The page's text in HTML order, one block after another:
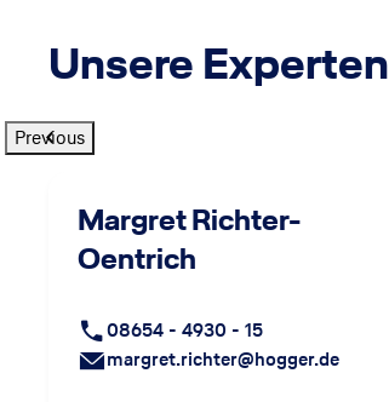
Unsere Experten
Previous
Margret Richter-
Oentrich
08654 - 4930 - 15
margret.richter@hogger.de